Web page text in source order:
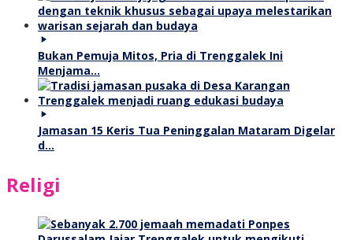
Bukan Pemuja Mitos, Pria di Trenggalek Ini
Menjama…
Jamasan 15 Keris Tua Peninggalan Mataram Digelar
d…
Religi